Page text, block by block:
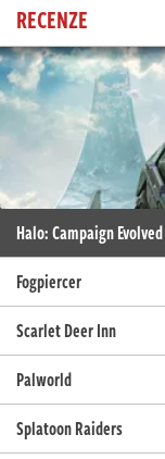
RECENZE
Halo: Campaign Evolved
Fogpiercer
Scarlet Deer Inn
Palworld
Splatoon Raiders